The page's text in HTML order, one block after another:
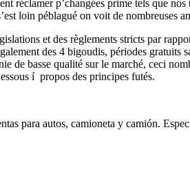
réclamer p’changées prime tels que
loin péblagué on voit de nombreuses
et des règlements stricts par
des 4 bigoudis, périodes
de basse qualité sur le marché, ceci
í propos des principes futés.
para autos, camioneta y camión.